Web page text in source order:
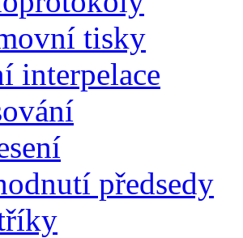
tisky
interpelace
předsedy